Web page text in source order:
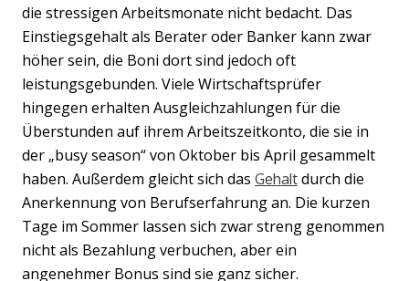
die stressigen Arbeitsmonate nicht bedacht. Das
Einstiegsgehalt als Berater oder Banker kann zwar
höher sein, die Boni dort sind jedoch oft
leistungsgebunden. Viele Wirtschaftsprüfer
hingegen erhalten Ausgleichzahlungen für die
Überstunden auf ihrem Arbeitszeitkonto, die sie in
der „busy season“ von Oktober bis April gesammelt
haben. Außerdem gleicht sich das Gehaltdurch die
Anerkennung von Berufserfahrung an. Die kurzen
Tage im Sommer lassen sich zwar streng genommen
nicht als Bezahlung verbuchen, aber ein
angenehmer Bonus sind sie ganz sicher.